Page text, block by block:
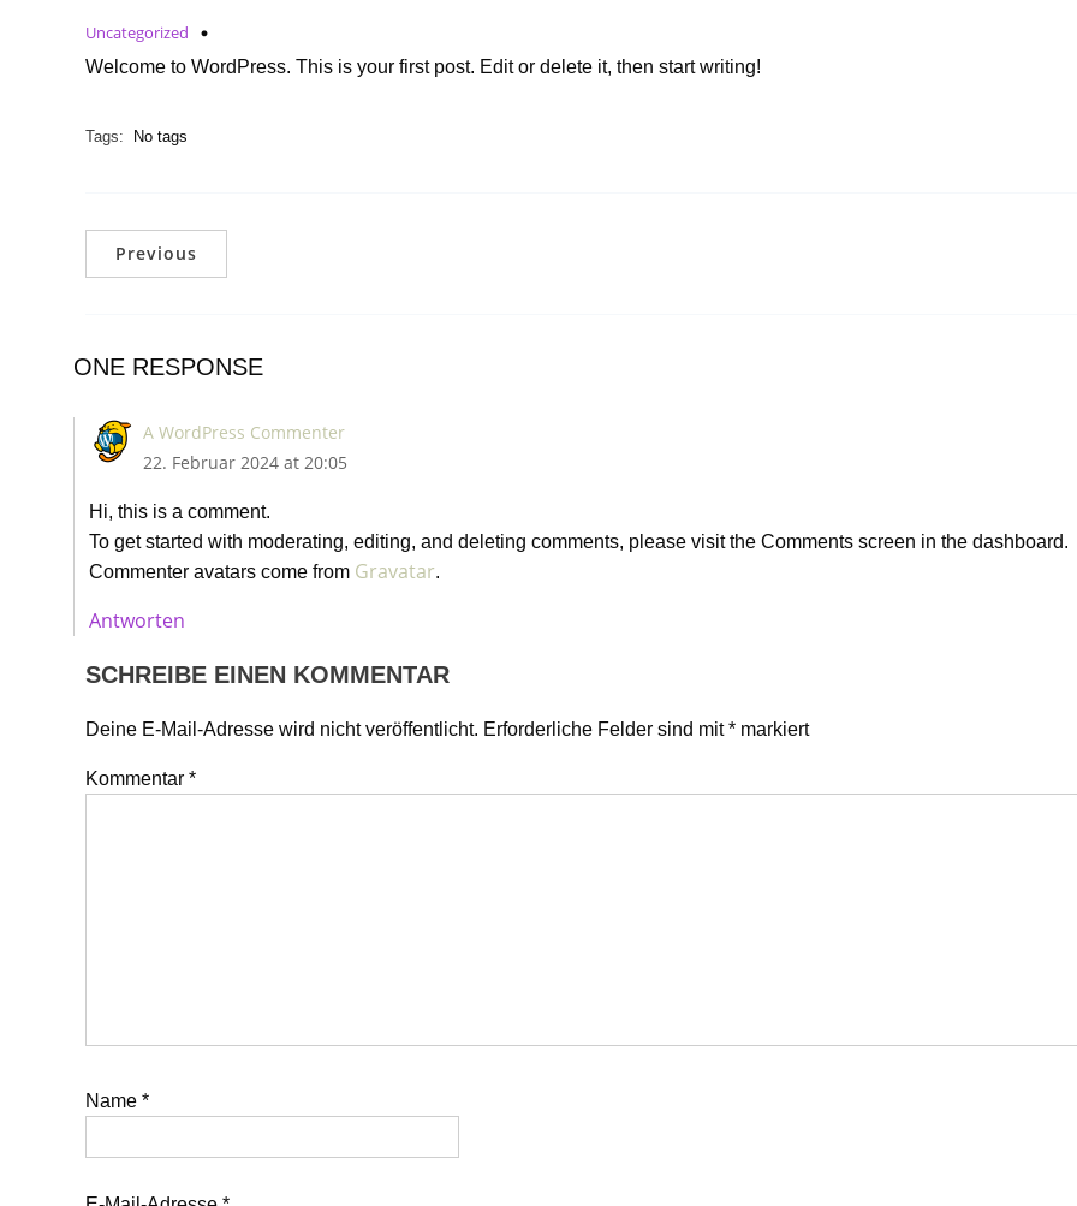
Uncategorized
Welcome to WordPress. This is your first post. Edit or delete it, then start writing!
Tags: No tags
Previous
ONE RESPONSE
A WordPress Commenter
22. Februar 2024 at 20:05
Hi, this is a comment.
To get started with moderating, editing, and deleting comments, please visit the Comments screen in the dashboard.
Commenter avatars come from Gravatar.
Antworten
SCHREIBE EINEN KOMMENTAR
Deine E-Mail-Adresse wird nicht veröffentlicht. Erforderliche Felder sind mit* markiert
Kommentar *
Name *